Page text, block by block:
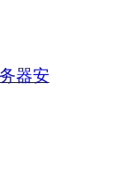
器安